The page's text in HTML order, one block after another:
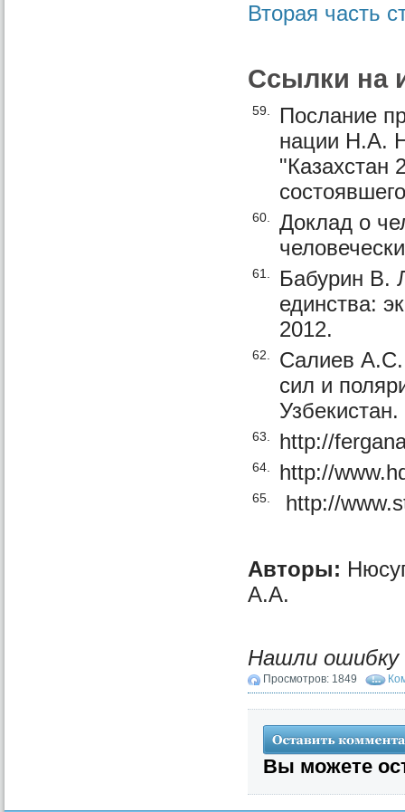
Вторая часть
Ссылки на
59.
Послание
нации Н.А.
"Казахстан
60.
Доклад о
61.
Бабурин В.
единства:
2012.
62.
Салиев
сил и
63. http://
64. http://
65. http://
Авторы:
А.А.
Нашли ошибку
Просмотров: 1849
Вы можете